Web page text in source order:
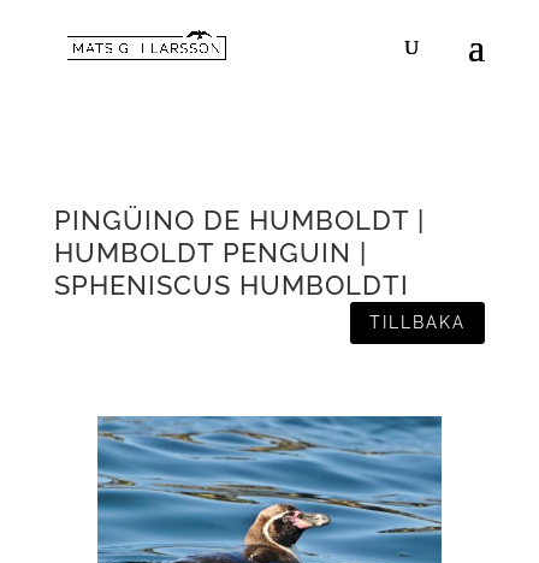
PINGÜINO DE HUMBOLDT |
HUMBOLDT PENGUIN |
SPHENISCUS HUMBOLDTI
TILLBAKA